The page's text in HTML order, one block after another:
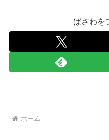
ばさわを
ホーム